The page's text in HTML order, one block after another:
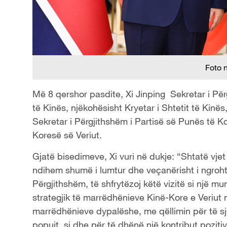
Foto
Më 8 qershor pasdite, Xi Jinping Sekretar i
të Kinës, njëkohësisht Kryetar i Shtetit të
Sekretar i Përgjithshëm i Partisë së Punës të
Koresë së Veriut.
Gjatë bisedimeve, Xi vuri në dukje: “Shtatë
ndihem shumë i lumtur dhe veçanërisht i
Përgjithshëm, të shfrytëzoj këtë vizitë si një
strategjik të marrëdhënieve Kinë-Kore e
marrëdhënieve dypalëshe, me qëllimin për të
popujt, si dhe për të dhënë një kontribut